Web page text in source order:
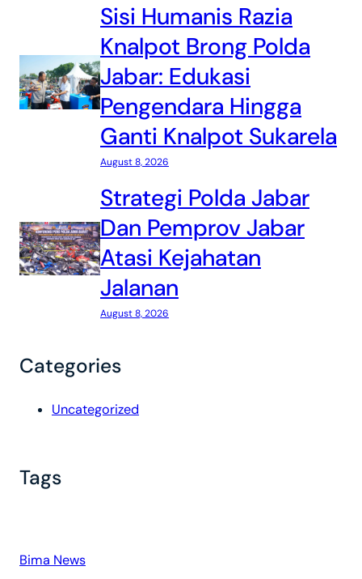
Sisi Humanis Razia
Knalpot Brong Polda
Jabar: Edukasi
Pengendara Hingga
Ganti Knalpot Sukarela
August 8, 2026
Strategi Polda Jabar
Dan Pemprov Jabar
Atasi Kejahatan
Jalanan
August 8, 2026
Categories
Uncategorized
Tags
Bima News